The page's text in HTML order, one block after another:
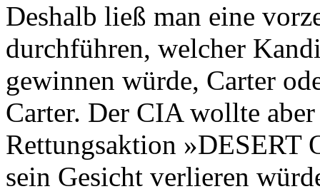
Deshalb ließ man eine
durchführen, welcher
gewinnen würde, Carter
Carter. Der CIA wollte
Rettungsaktion »DESERT
sein Gesicht verlieren